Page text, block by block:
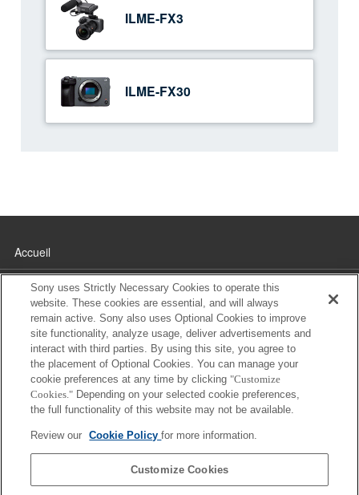
ILME-FX3
ILME-FX30
Accueil
Télécharger
Appareils photo pris en charge
Appareils mobiles vérifiés
Comment utiliser
Sony uses Strictly Necessary Cookies to operate this
website. These cookies are essential, and will always
remain active. Sony also uses Optional Cookies to improve
site functionality, analyze usage, deliver advertisements and
interact with third parties. By using this site, you agree to
the placement of Optional Cookies. You can manage your
cookie preferences at any time by clicking "Customize
Cookies." Depending on your selected cookie preferences,
the full functionality of this website may not be available.
Review our Cookie Policyfor more information.
Customize Cookies